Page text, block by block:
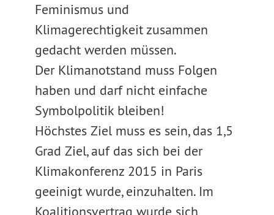
Feminismus und
Klimagerechtigkeit zusammen
gedacht werden müssen.
Der Klimanotstand muss Folgen
haben und darf nicht einfache
Symbolpolitik bleiben!
Höchstes Ziel muss es sein, das 1,5
Grad Ziel, auf das sich bei der
Klimakonferenz 2015 in Paris
geeinigt wurde, einzuhalten. Im
Koalitionsvertrag wurde sich